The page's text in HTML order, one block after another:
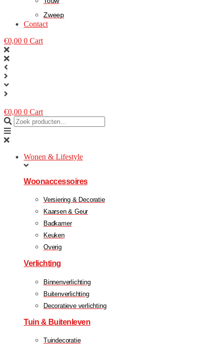
Zweep
Contact
€0,00 0 Cart
€0,00 0 Cart
Wonen & Lifestyle
Woonaccessoires
Versiering & Decoratie
Kaarsen & Geur
Badkamer
Keuken
Overig
Verlichting
Binnenverlichting
Buitenverlichting
Decoratieve verlichting
Tuin & Buitenleven
Tuindecoratie